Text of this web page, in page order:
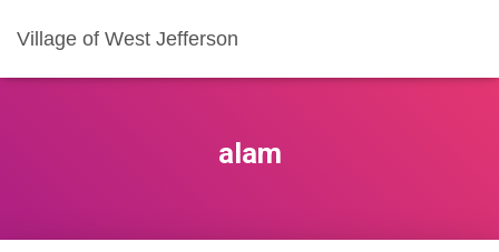
Village of West Jefferson
alam